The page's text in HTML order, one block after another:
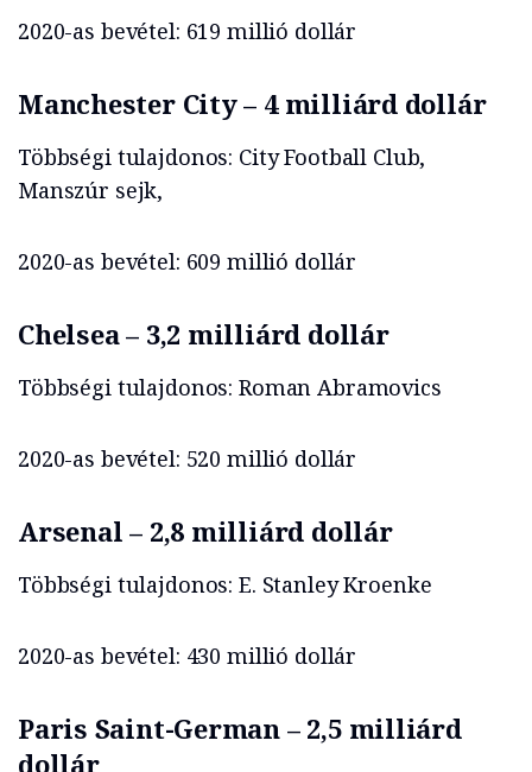
2020-as bevétel: 619 millió dollár
Manchester City – 4 milliárd dollár
Többségi tulajdonos: City Football Club,
Manszúr sejk,
2020-as bevétel: 609 millió dollár
Chelsea – 3,2 milliárd dollár
Többségi tulajdonos: Roman Abramovics
2020-as bevétel: 520 millió dollár
Arsenal – 2,8 milliárd dollár
Többségi tulajdonos: E. Stanley Kroenke
2020-as bevétel: 430 millió dollár
Paris Saint-German – 2,5 milliárd
dollár